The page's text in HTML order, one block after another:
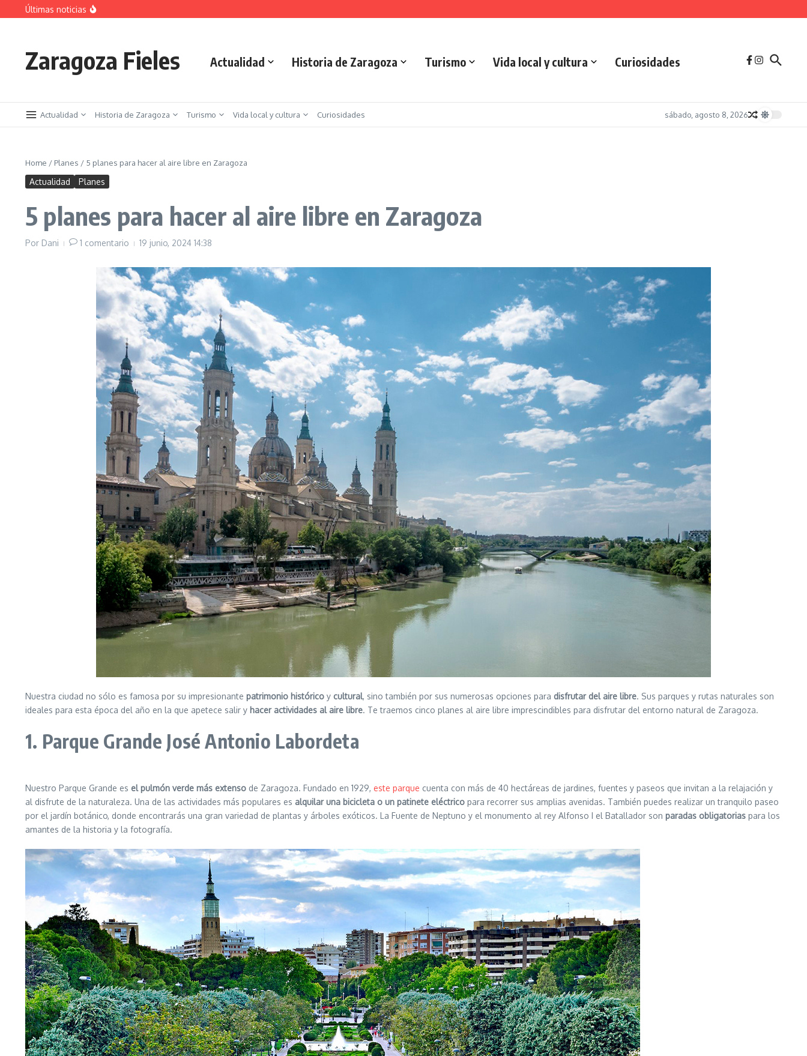
Saltar al contenido
Últimas noticias
Descubre el Parque del Agua Luis Buñuel: tu oasis urbano en Zaragoza
Zaragoza Fieles Actualidad Historia de Zaragoza Turismo Vida local y cultura Curiosidades
Actualidad Historia de Zaragoza Turismo Vida local y cultura Curiosidades sábado, agosto 8, 2026
Home / Planes / 5 planes para hacer al aire libre en Zaragoza
Actualidad Planes
5 planes para hacer al aire libre en Zaragoza
Por Dani 1 comentario 19 junio, 2024 14:38
Nuestra ciudad no sólo es famosa por su impresionante patrimonio histórico y cultural, sino también por sus numerosas opciones para disfrutar del aire libre. Sus parques y rutas naturales son
ideales para esta época del año en la que apetece salir y hacer actividades al aire libre. Te traemos cinco planes al aire libre imprescindibles para disfrutar del entorno natural de Zaragoza.
1. Parque Grande José Antonio Labordeta
Nuestro Parque Grande es el pulmón verde más extenso de Zaragoza. Fundado en 1929, este parque cuenta con más de 40 hectáreas de jardines, fuentes y paseos que invitan a la relajación y
al disfrute de la naturaleza. Una de las actividades más populares es alquilar una bicicleta o un patinete eléctrico para recorrer sus amplias avenidas. También puedes realizar un tranquilo paseo
por el jardín botánico, donde encontrarás una gran variedad de plantas y árboles exóticos. La Fuente de Neptuno y el monumento al rey Alfonso I el Batallador son paradas obligatorias para los
amantes de la historia y la fotografía.